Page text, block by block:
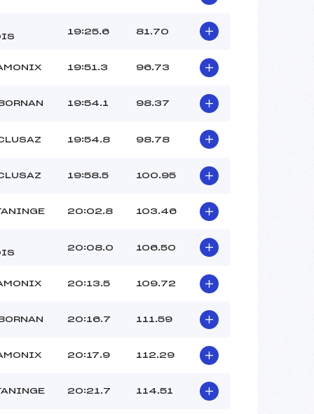
19:25.6 81.70
19:51.3 96.73
19:54.1 98.37
19:54.8 98.78
19:58.5 100.95
20:02.8 103.46
20:08.0 106.50
20:13.5 109.72
20:16.7 111.59
20:17.9 112.29
20:21.7 114.51